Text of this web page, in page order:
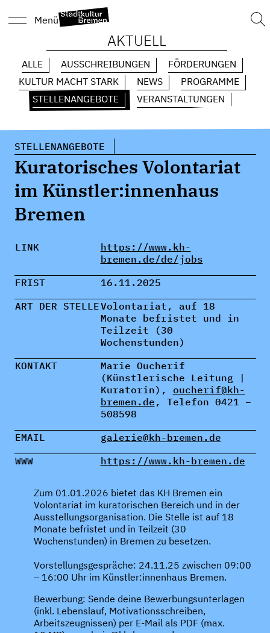
Menü
AKTUELL
ALLE AUSSCHREIBUNGEN
FÖRDERUNGEN
KULTUR MACHT STARK
NEWS
PROGRAMME
STELLENANGEBOTE
VERANSTALTUNGEN
STELLENANGEBOTE
Kuratorisches Volontariat
im Künstler:innenhaus
Bremen
LINK
https://www.kh-
bremen.de/de/jobs
FRIST
16.11.2025
ART DER STELLEVolontariat, auf 18
Monate befristet und in
Teilzeit (30
Wochenstunden)
KONTAKT
Marie Oucherif
(Künstlerische Leitung |
Kuratorin), oucherif@kh-
bremen.de , Telefon 0421 –
508598
EMAIL
galerie@kh-bremen.de
WWW
https://www.kh-bremen.de
Zum 01.01.2026 bietet das KH Bremen ein
Volontariat im kuratorischen Bereich und in der
Ausstellungsorganisation. Die Stelle ist auf 18
Monate befristet und in Teilzeit (30
Wochenstunden) in Bremen zu besetzen.
Vorstellungsgespräche: 24.11.25 zwischen 09:00
– 16:00 Uhr im Künstler:innenhaus Bremen.
Bewerbung: Sende deine Bewerbungsunterlagen
(inkl. Lebenslauf, Motivationsschreiben,
Arbeitszeugnissen) per E-Mail als PDF (max.